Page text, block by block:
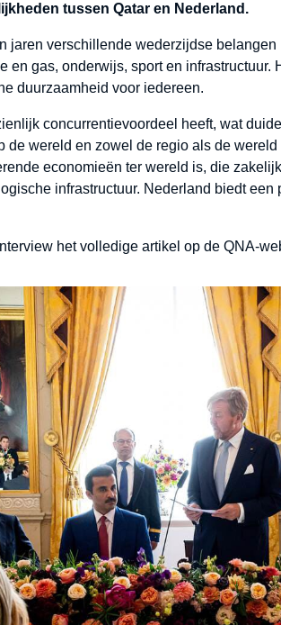
tussen Qatar en Nederland.
jaren verschillende wederzijdse
gas, onderwijs, sport en
duurzaamheid voor iedereen.
concurrentievoordeel heeft, wat
wereld en zowel de regio als de
economieën ter wereld is, die
infrastructuur. Nederland biedt
het volledige artikel op de QNA-